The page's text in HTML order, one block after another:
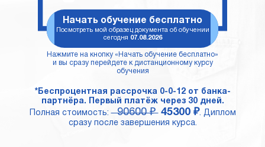
Начать обучение бесплатно
Посмотреть мой образец документа об обучении
сегодня 07.08.2026
Нажмите на кнопку «Начать обучение бесплатно»
и вы сразу перейдете к дистанционному курсу
обучения
*Беспроцентная рассрочка 0-0-12 от банка-
партнёра. Первый платёж через 30 дней.
Полная стоимость:90600 ₽ 45300 ₽. Диплом
сразу после завершения курса.